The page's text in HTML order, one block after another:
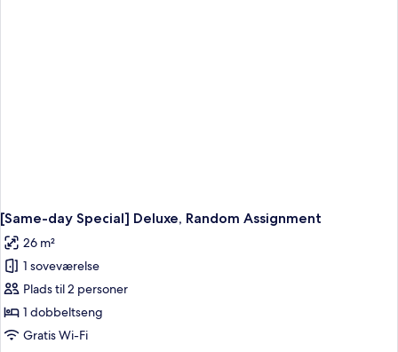
[Same-day Special] Deluxe, Random Assignment
26 m²
1 soveværelse
Plads til 2 personer
1 dobbeltseng
Gratis Wi-Fi